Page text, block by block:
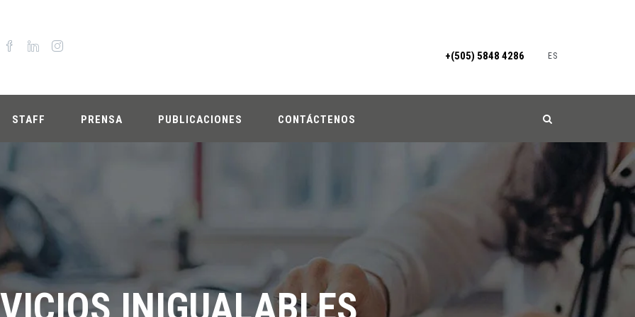
+(505) 5848 4286 ES
STAFF PRENSA PUBLICACIONES CONTÁCTENOS
INIGUALABLES